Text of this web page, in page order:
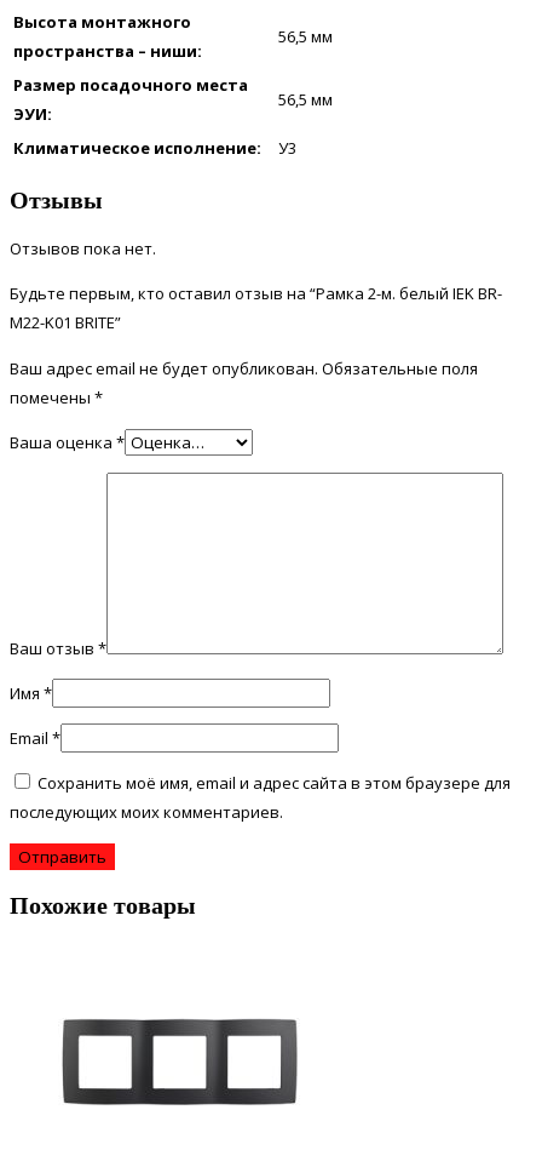
Высота монтажного
пространства – ниши:
56,5 мм
Размер посадочного места
ЭУИ:
56,5 мм
Климатическое исполнение: У3
Отзывы
Отзывов пока нет.
Будьте первым, кто оставил отзыв на “Рамка 2-м. белый IEK BR-
M22-K01 BRITE”
Ваш адрес email не будет опубликован. Обязательные поля
помечены *
Ваша оценка *
Ваш отзыв *
Имя *
Email *
Сохранить моё имя, email и адрес сайта в этом браузере для
последующих моих комментариев.
Похожие товары